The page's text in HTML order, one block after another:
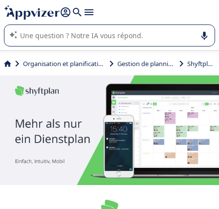
répondre (plusieurs lignes avec
L'IA de Appvizer vous guide dans l'utilisation ou la sélection de
logiciel SaaS en entreprise.
Organisation et planification Gestion de planning Shyftplan